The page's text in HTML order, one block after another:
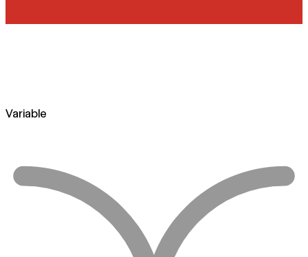
Variable